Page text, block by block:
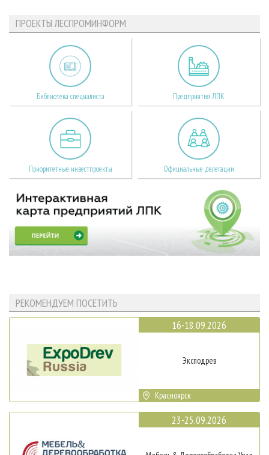
ПРОЕКТЫ ЛЕСПРОМИНФОРМ
Библиотека специалиста Предприятия ЛПК
Приоритетные инвестпроекты Официальные делегации
РЕКОМЕНДУЕМ ПОСЕТИТЬ
16-18.09.2026
Эксподрев
Красноярск
23-25.09.2026